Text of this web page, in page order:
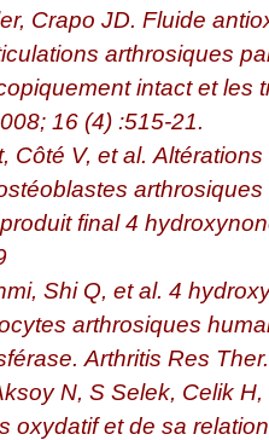
Crapo JD. Fluide
arthrosiques
intact et les
16 (4) :515-21.
Côté V, et al. Altérations
final 4
Shi Q, et al. 4
arthrosiques
Arthritis Res
N, S Selek, Celik
oxydatif et de sa